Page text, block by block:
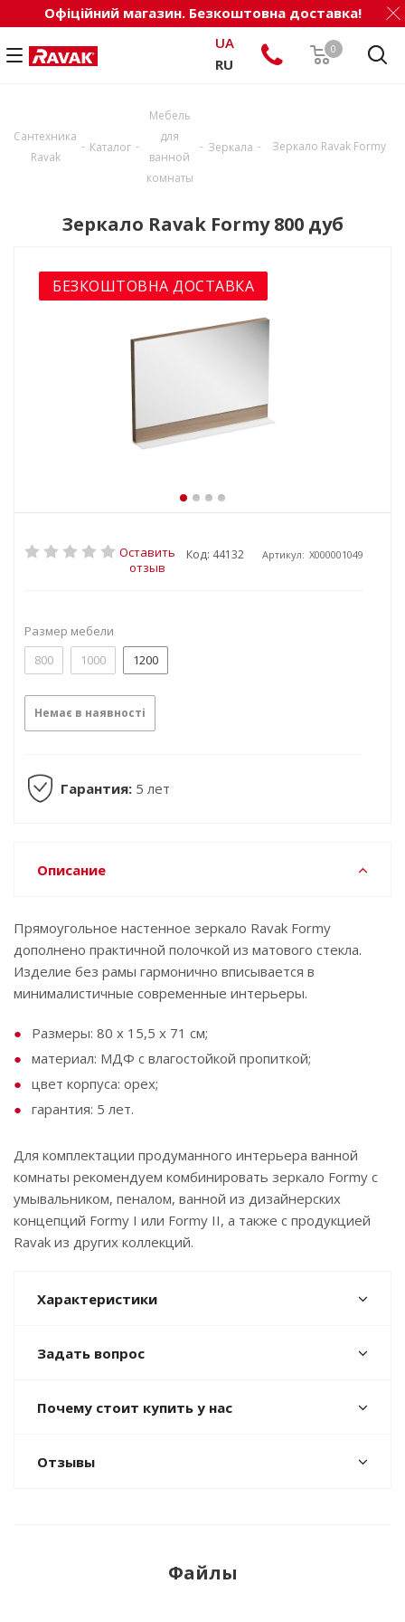
Офіційний магазин. Безкоштовна доставка!
0
UA
RU
Сантехника
Ravak
- Каталог -
Мебель
для
ванной
комнаты
- Зеркала - Зеркало Ravak Formy
Зеркало Ravak Formy 800 дуб
БЕЗКОШТОВНА ДОСТАВКА
Оставить
отзыв
Код: 44132 Артикул: X000001049
Размер мебели
800
1000 1200
Немає в наявності
Гарантия: 5 лет
Описание
Прямоугольное настенное зеркало Ravak Formy
дополнено практичной полочкой из матового стекла.
Изделие без рамы гармонично вписывается в
минималистичные современные интерьеры.
Размеры: 80 x 15,5 x 71 см;
материал: МДФ с влагостойкой пропиткой;
цвет корпуса: орех;
гарантия: 5 лет.
Для комплектации продуманного интерьера ванной
комнаты рекомендуем комбинировать зеркало Formy с
умывальником, пеналом, ванной из дизайнерских
концепций Formy I или Formy II, а также с продукцией
Ravak из других коллекций.
Характеристики
Задать вопрос
Почему стоит купить у нас
Отзывы
Файлы